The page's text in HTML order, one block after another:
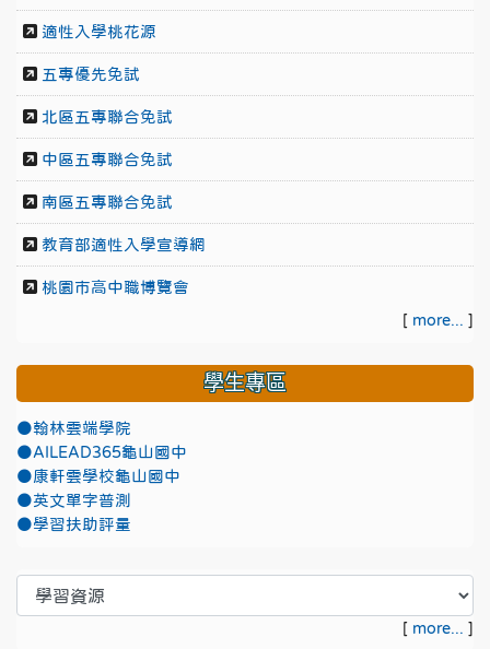
適性入學桃花源
五專優先免試
北區五專聯合免試
中區五專聯合免試
南區五專聯合免試
教育部適性入學宣導網
桃園市高中職博覽會
[ more... ]
學生專區
●翰林雲端學院
●AILEAD365龜山國中
●康軒雲學校龜山國中
●英文單字普測
●學習扶助評量
[ more... ]